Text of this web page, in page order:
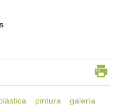
pintura
galería